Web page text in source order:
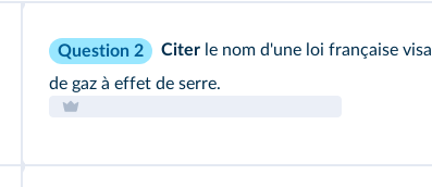
Question 2 Citer le nom d'une loi française
de gaz à effet de serre.